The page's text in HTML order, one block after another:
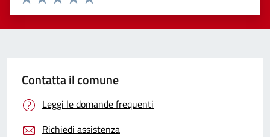
Valuta 5 stelle su 5
Valuta 4 stelle su 5
Valuta 3 stelle su 5
Valuta 2 stelle su 5
Valuta 1 stelle su 5
Contatta il comune
Leggi le domande frequenti
Richiedi assistenza